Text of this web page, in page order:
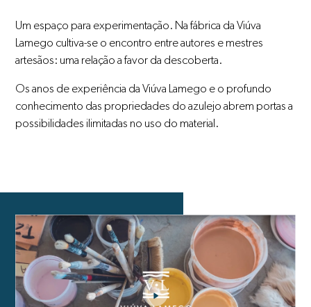
Um espaço para experimentação. Na fábrica da Viúva
Lamego cultiva-se o encontro entre autores e mestres
artesãos: uma relação a favor da descoberta.
Os anos de experiência da Viúva Lamego e o profundo
conhecimento das propriedades do azulejo abrem portas a
possibilidades ilimitadas no uso do material.